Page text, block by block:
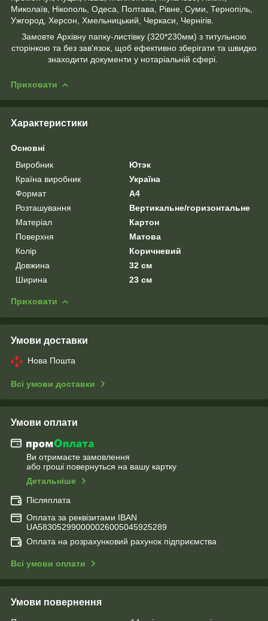
Миколаїв, Нікополь, Одеса, Полтава, Рівне, Суми, Тернопіль,
Ужгород, Херсон, Хмельницький, Черкаси, Чернігів.
Замовте Архівну папку-листівку (320*230мм) з титульною
сторінкою та без зав'язок, щоб ефективно зберігати та швидко
знаходити документи у нотаріальній сфері.
Приховати
Характеристики
Основні
Виробник
Ютэк
Країна виробник
Україна
Формат
A4
Розташування
Вертикальне/горизонтальне
Матеріал
Картон
Поверхня
Матова
Колір
Коричневий
Довжина
32 см
Ширина
23 см
Приховати
Умови доставки
Нова Пошта
Всі умови доставки
Умови оплати
Ви отримаєте замовлення
або гроші повернуться на вашу картку
Детальніше
Післяплата
Оплата за реквізитами IBAN
UA583052990000026005045925289
Оплата на розрахунковий рахунок підприємства
Всі умови оплати
Умови повернення